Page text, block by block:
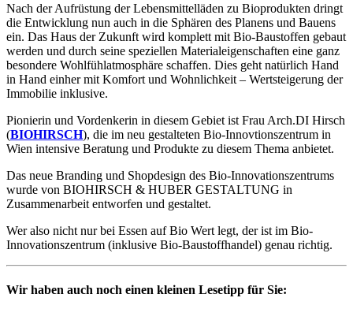
Nach der Aufrüstung der Lebensmittelläden zu Bioprodukten dringt
die Entwicklung nun auch in die Sphären des Planens und Bauens
ein. Das Haus der Zukunft wird komplett mit Bio-Baustoffen gebaut
werden und durch seine speziellen Materialeigenschaften eine ganz
besondere Wohlfühlatmosphäre schaffen. Dies geht natürlich Hand
in Hand einher mit Komfort und Wohnlichkeit – Wertsteigerung der
Immobilie inklusive.
Pionierin und Vordenkerin in diesem Gebiet ist Frau Arch.DI Hirsch
(BIOHIRSCH), die im neu gestalteten Bio-Innovtionszentrum in
Wien intensive Beratung und Produkte zu diesem Thema anbietet.
Das neue Branding und Shopdesign des Bio-Innovationszentrums
wurde von BIOHIRSCH & HUBER GESTALTUNG in
Zusammenarbeit entworfen und gestaltet.
Wer also nicht nur bei Essen auf Bio Wert legt, der ist im Bio-
Innovationszentrum (inklusive Bio-Baustoffhandel) genau richtig.
Wir haben auch noch einen kleinen Lesetipp für Sie: